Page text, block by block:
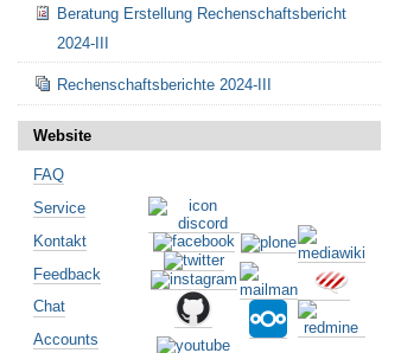
Beratung Erstellung Rechenschaftsbericht
2024-III
Rechenschaftsberichte 2024-III
Website
FAQ
Service
Kontakt
Feedback
Chat
Accounts